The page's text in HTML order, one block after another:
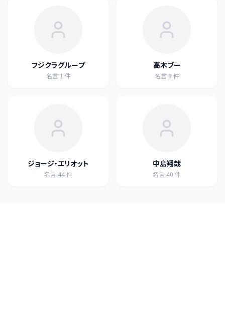
フジクラグループ
名言 1 件
高木ブー
名言 9 件
ジョージ・エリオット
名言 44件
中島翔哉
名言 40 件